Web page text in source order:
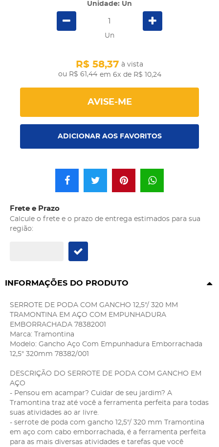
Unidade: Un
Un
R$ 61,44
R$ 58,37 à vista
em 6x de R$ 10,24
AVISE-ME
ADICIONAR AOS FAVORITOS
Frete e Prazo
Calcule o frete e o prazo de entrega estimados para sua
região:
INFORMAÇÕES DO PRODUTO
SERROTE DE PODA COM GANCHO 12,5"/ 320 MM
TRAMONTINA EM AÇO COM EMPUNHADURA
EMBORRACHADA 78382001
Marca: Tramontina
Modelo: Gancho Aço Com Empunhadura Emborrachada
12,5" 320mm 78382/001
DESCRIÇÃO DO SERROTE DE PODA COM GANCHO EM
AÇO
- Pensou em acampar? Cuidar de seu jardim? A
Tramontina traz até você a ferramenta perfeita para todas
suas atividades ao ar livre.
- serrote de poda com gancho 12,5"/ 320 mm Tramontina
em aço com cabo emborrachada, é a ferramenta perfeita
para as mais diversas atividades e tarefas que você